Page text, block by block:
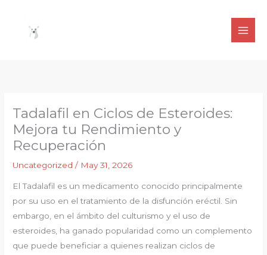
content
Tadalafil en Ciclos de Esteroides:
Mejora tu Rendimiento y
Recuperación
Uncategorized / May 31, 2026
El Tadalafil es un medicamento conocido principalmente
por su uso en el tratamiento de la disfunción eréctil. Sin
embargo, en el ámbito del culturismo y el uso de
esteroides, ha ganado popularidad como un complemento
que puede beneficiar a quienes realizan ciclos de